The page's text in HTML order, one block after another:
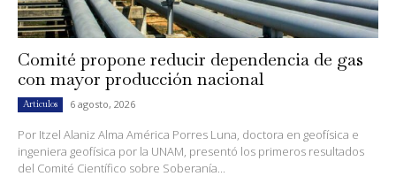
Comité propone reducir dependencia de gas
con mayor producción nacional
Artículos 6 agosto, 2026
Por Itzel Alaniz Alma América Porres Luna, doctora en geofísica e
ingeniera geofísica por la UNAM, presentó los primeros resultados
del Comité Científico sobre Soberanía...